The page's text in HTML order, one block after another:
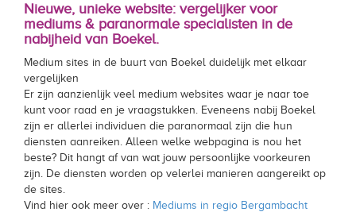
Nieuwe, unieke website: vergelijker voor
mediums & paranormale specialisten in de
nabijheid van Boekel.
Medium sites in de buurt van Boekel duidelijk met elkaar
vergelijken
Er zijn aanzienlijk veel medium websites waar je naar toe
kunt voor raad en je vraagstukken. Eveneens nabij Boekel
zijn er allerlei individuen die paranormaal zijn die hun
diensten aanreiken. Alleen welke webpagina is nou het
beste? Dit hangt af van wat jouw persoonlijke voorkeuren
zijn. De diensten worden op velerlei manieren aangereikt op
de sites.
Vind hier ook meer over : Mediums in regio Bergambacht